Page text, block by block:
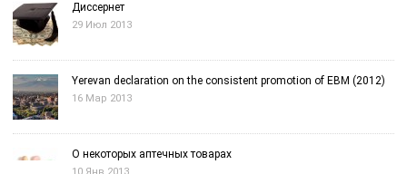
Диссернет
29 Июл 2013
Yerevan declaration on the consistent promotion of EBM (2012)
16 Мар 2013
О некоторых аптечных товарах